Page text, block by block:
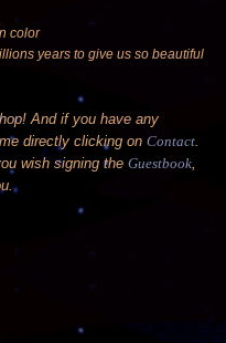
color
years to give us so beautiful
And if you have any
directly clicking on Contact
wish signing the Guestbook